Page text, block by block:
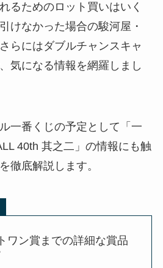
るためのロット買いはいく
けなかった場合の駿河屋・
らにはダブルチャンスキャ
気になる情報を網羅しまし
一番くじの予定として「一
40th 其之二」の情報にも触
徹底解説します。
ワン賞までの詳細な賞品